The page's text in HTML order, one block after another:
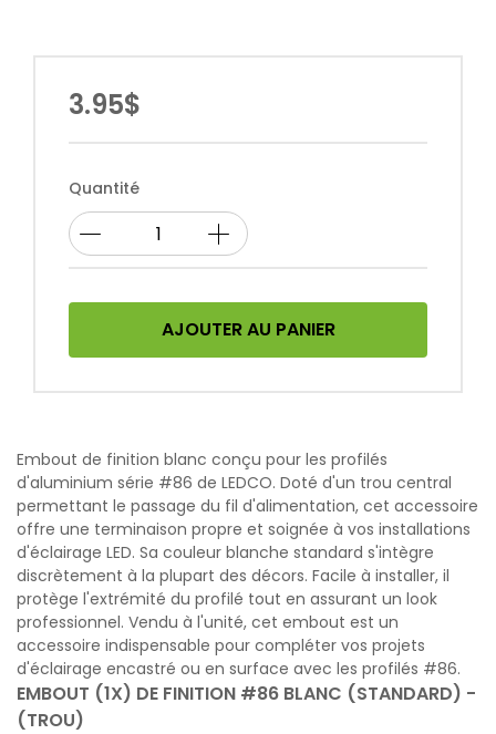
3.95$
Quantité
AJOUTER AU PANIER
Embout de finition blanc conçu pour les profilés
d'aluminium série #86 de LEDCO. Doté d'un trou central
permettant le passage du fil d'alimentation, cet accessoire
offre une terminaison propre et soignée à vos installations
d'éclairage LED. Sa couleur blanche standard s'intègre
discrètement à la plupart des décors. Facile à installer, il
protège l'extrémité du profilé tout en assurant un look
professionnel. Vendu à l'unité, cet embout est un
accessoire indispensable pour compléter vos projets
d'éclairage encastré ou en surface avec les profilés #86.
EMBOUT (1X) DE FINITION #86 BLANC (STANDARD) -
(TROU)